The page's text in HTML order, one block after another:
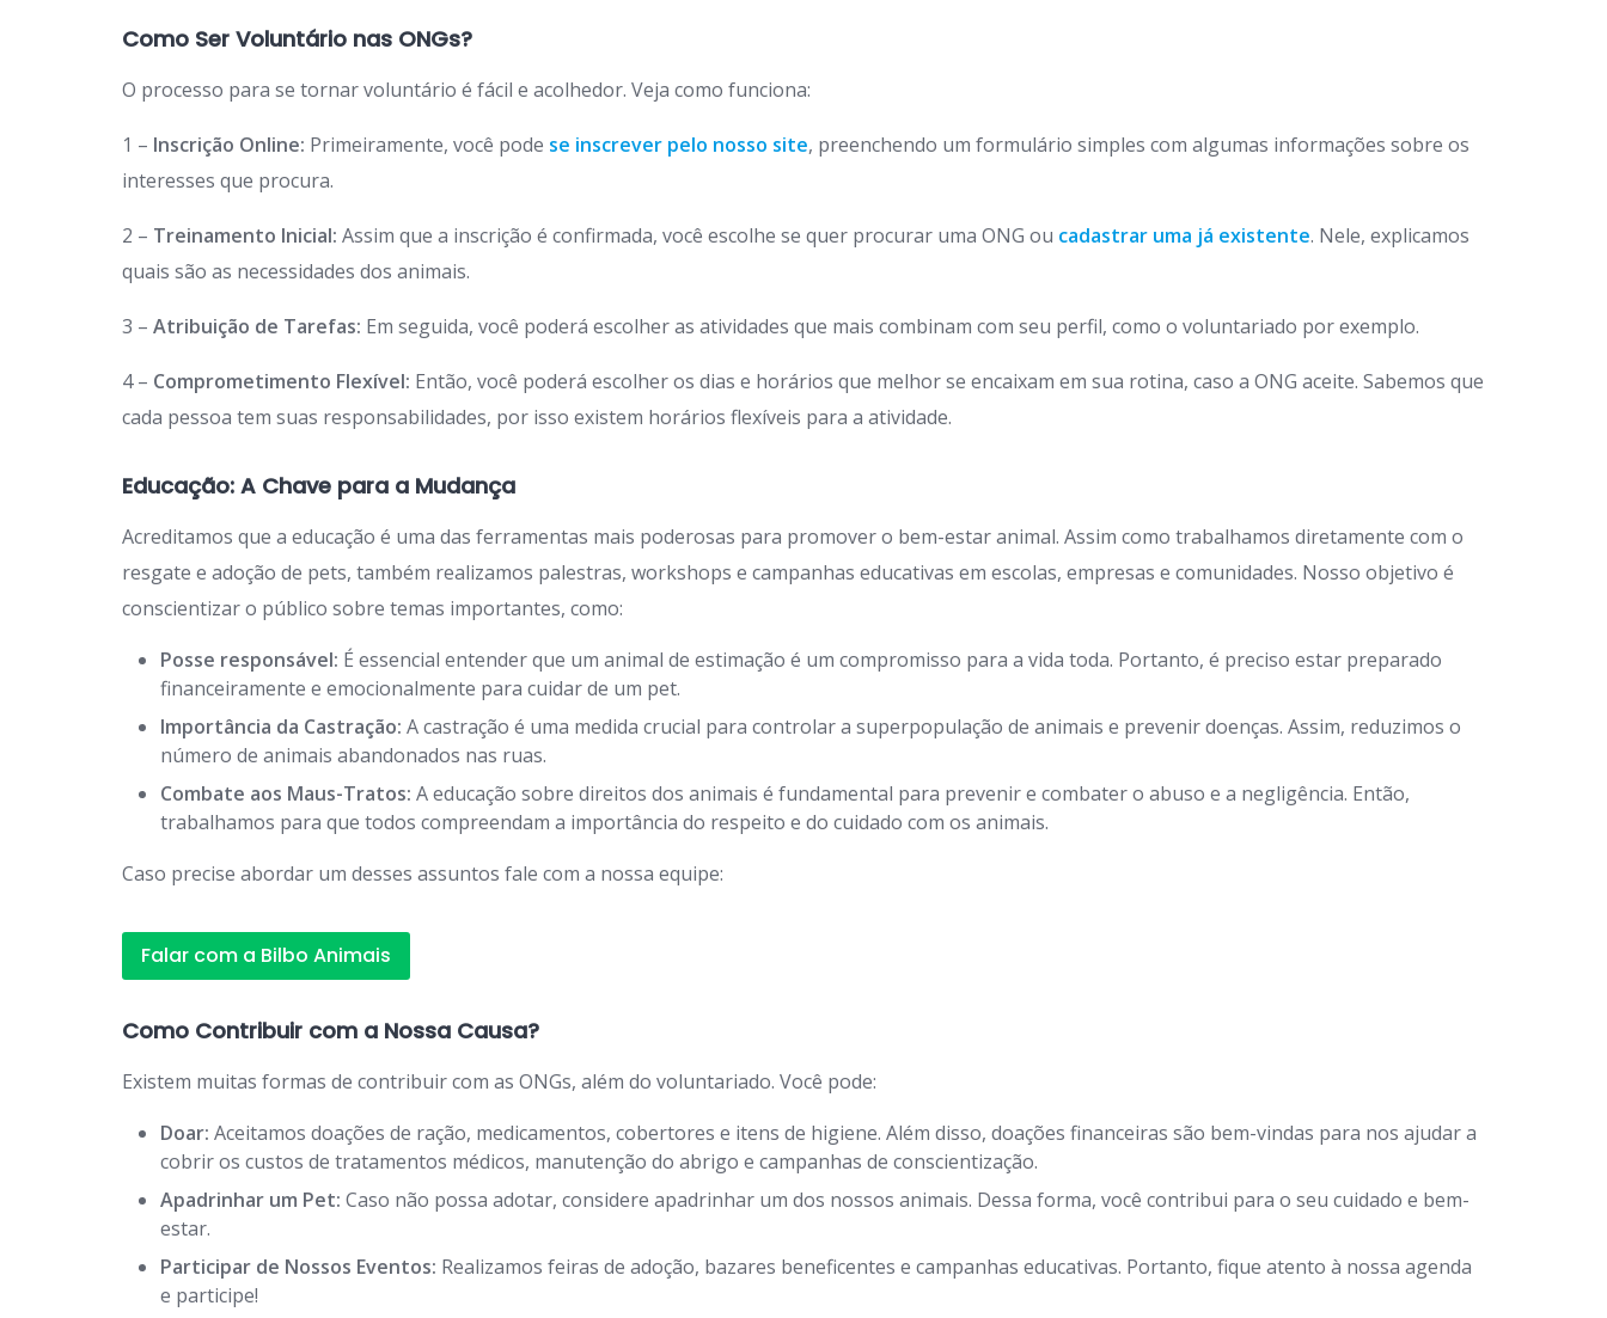
Como Ser Voluntário nas ONGs?
O processo para se tornar voluntário é fácil e acolhedor. Veja como funciona:
1 – Inscrição Online: Primeiramente, você pode se inscrever pelo nosso site, preenchendo um formulário simples com algumas informações sobre os
interesses que procura.
2 – Treinamento Inicial: Assim que a inscrição é confirmada, você escolhe se quer procurar uma ONG ou cadastrar uma já existente. Nele, explicamos
quais são as necessidades dos animais.
3 – Atribuição de Tarefas: Em seguida, você poderá escolher as atividades que mais combinam com seu perfil, como o voluntariado por exemplo.
4 – Comprometimento Flexível: Então, você poderá escolher os dias e horários que melhor se encaixam em sua rotina, caso a ONG aceite. Sabemos que
cada pessoa tem suas responsabilidades, por isso existem horários flexíveis para a atividade.
Educação: A Chave para a Mudança
Acreditamos que a educação é uma das ferramentas mais poderosas para promover o bem-estar animal. Assim como trabalhamos diretamente com o
resgate e adoção de pets, também realizamos palestras, workshops e campanhas educativas em escolas, empresas e comunidades. Nosso objetivo é
conscientizar o público sobre temas importantes, como:
Posse responsável: É essencial entender que um animal de estimação é um compromisso para a vida toda. Portanto, é preciso estar preparado
financeiramente e emocionalmente para cuidar de um pet.
Importância da Castração: A castração é uma medida crucial para controlar a superpopulação de animais e prevenir doenças. Assim, reduzimos o
número de animais abandonados nas ruas.
Combate aos Maus-Tratos: A educação sobre direitos dos animais é fundamental para prevenir e combater o abuso e a negligência. Então,
trabalhamos para que todos compreendam a importância do respeito e do cuidado com os animais.
Caso precise abordar um desses assuntos fale com a nossa equipe:
Falar com a Bilbo Animais
Como Contribuir com a Nossa Causa?
Existem muitas formas de contribuir com as ONGs, além do voluntariado. Você pode:
Doar: Aceitamos doações de ração, medicamentos, cobertores e itens de higiene. Além disso, doações financeiras são bem-vindas para nos ajudar a
cobrir os custos de tratamentos médicos, manutenção do abrigo e campanhas de conscientização.
Apadrinhar um Pet: Caso não possa adotar, considere apadrinhar um dos nossos animais. Dessa forma, você contribui para o seu cuidado e bem-
estar.
Participar de Nossos Eventos: Realizamos feiras de adoção, bazares beneficentes e campanhas educativas. Portanto, fique atento à nossa agenda
e participe!